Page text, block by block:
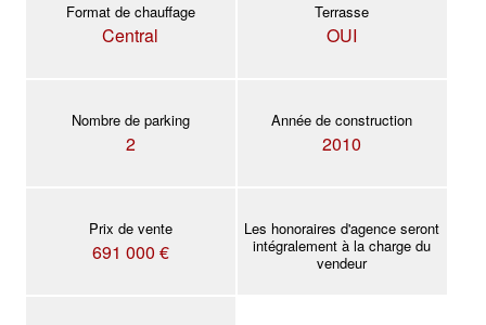
Format de chauffage
Central
Terrasse
OUI
Nombre de parking
2
Année de construction
2010
Prix de vente
691 000 €
Les honoraires d'agence seront
intégralement à la charge du
vendeur